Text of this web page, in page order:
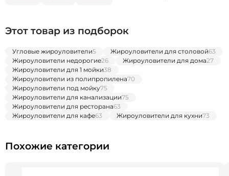
Этот товар из подборок
Угловые жироуловители5 Жироуловители для столовой63
Жироуловители недорогие26 Жироуловители для дома27
Жироуловители для 1 мойки38
Жироуловители из полипропилена70
Жироуловители под мойку75
Жироуловители для канализации75
Жироуловители для ресторана63
Жироуловители для кафе63 Жироуловители для кухни73
Похожие категории